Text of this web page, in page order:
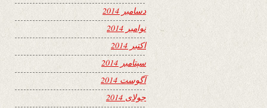
دسامبر 2014
نوامبر 2014
اکتبر 2014
سپتامبر 2014
آگوست 2014
جولای 2014